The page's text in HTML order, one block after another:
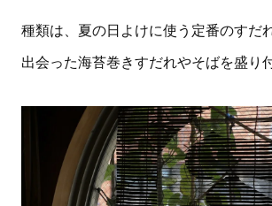
種類は、夏の日よけに使う定番のすだ
出会った海苔巻きすだれやそばを盛り